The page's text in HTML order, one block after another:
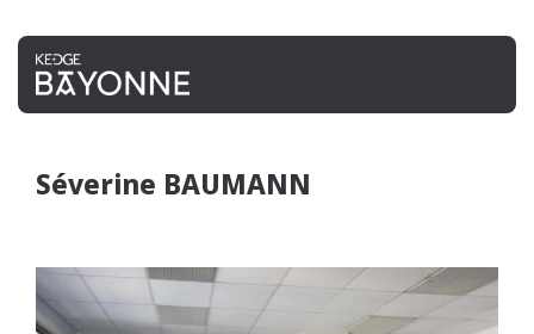
Séverine BAUMANN